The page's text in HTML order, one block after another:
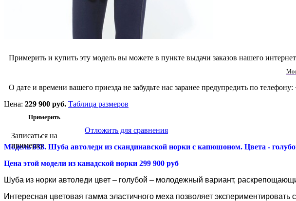
Примерить и купить эту модель вы можете в пункте выдачи заказов нашего
О дате и времени вашего приезда не забудьте нас заранее предупредить по
Цена: 229 900 руб. Таблица размеров
Записаться на
примерку
Отложить для сравнения
Модель 638. Шуба автоледи из скандинавской норки с капюшоном. Цвета -
Цена этой модели из канадской норки 299 900 руб
Шуба из норки автоледи цвет – голубой – молодежный вариант,
Интересная цветовая гамма эластичного меха позволяет